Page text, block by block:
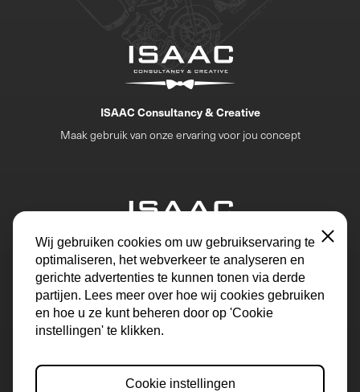
ISAAC Consultancy & Creative
Maak gebruik van onze ervaring voor jou concept
ISAAC Academy
Haal het beste uit jezelf en uit jouw team.
Wij gebruiken cookies om uw gebruikservaring te
optimaliseren, het webverkeer te analyseren en
gerichte advertenties te kunnen tonen via derde
partijen. Lees meer over hoe wij cookies gebruiken
en hoe u ze kunt beheren door op 'Cookie
instellingen' te klikken.
Sluiten
Cookie instellingen